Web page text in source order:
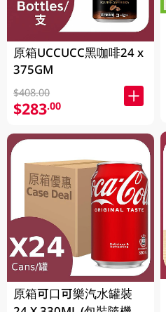
原箱UCCUCC黑咖啡24 x
375GM
$408.00
$283.00
原箱可口可樂汽水罐裝